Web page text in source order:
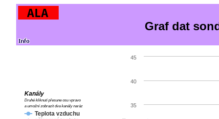
Graf dat
Teplota vzduchu
Kanály
Druhé kliknutí přesune osu vpravo
a umožní zobrazit dva kanály naráz
35
40
45